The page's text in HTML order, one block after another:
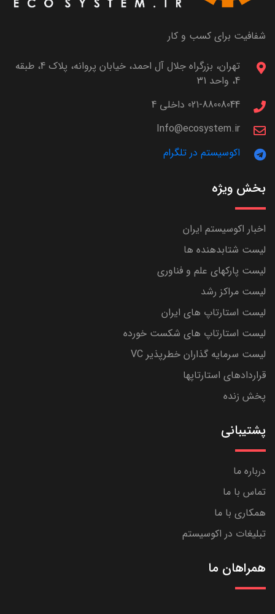
شفافیت برای کسب و کار
تهران، بزرگراه جلال آل احمد، خیابان پروانه، پلاک 4، طبقه
4، واحد 31
021-88008044 داخلی 4
Info@ecosystem.ir
اکوسیستم در تلگرام
بخش ویژه
اخبار اکوسیستم ایران
لیست شتابدهنده ها
لیست پارکهای علم و فناوری
لیست مراکز رشد
لیست استارتاپ های ایران
لیست استارتاپ های شکست خورده
لیست سرمایه گذاران خطرپذیر VC
قراردادهای استارتاپها
پخش زنده
پشتیبانی
درباره ما
تماس با ما
همکاری با ما
تبلیغات در اکوسیستم
همراهان ما